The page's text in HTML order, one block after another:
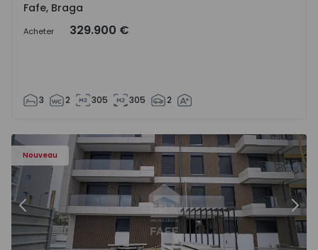
Fafe, Braga
Acheter 329.900 €
3 2 305 305 2
Nouveau
Précédent